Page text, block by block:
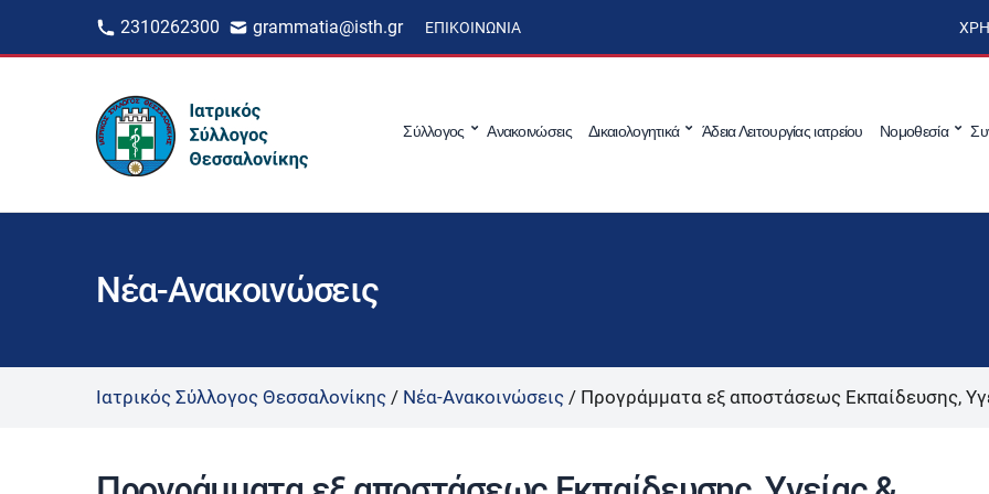
2310262300 grammatia@isth.gr ΕΠΙΚΟΙΝΩΝΊΑ
Σύλλογος Ανακοινώσεις Δικαιολογητικά Άδεια Λειτουργίας ιατρείου Νομοθεσία
Νέα-Ανακοινώσεις
Ιατρικός Σύλλογος Θεσσαλονίκης / Νέα-Ανακοινώσεις / Προγράμματα εξ αποστάσεως Εκπαίδευσης,